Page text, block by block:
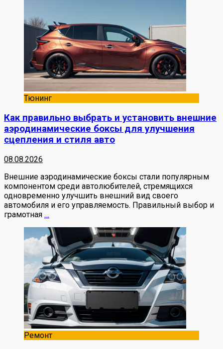
Тюнинг
Как правильно выбрать и установить внешние
аэродинамические боксы для улучшения
сцепления и стиля авто
08.08.2026
Внешние аэродинамические боксы стали популярным
компонентом среди автолюбителей, стремящихся
одновременно улучшить внешний вид своего
автомобиля и его управляемость. Правильный выбор и
грамотная …
Ремонт